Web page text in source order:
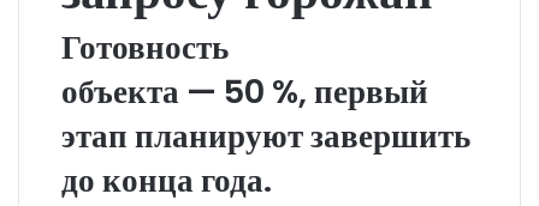
Готовность
объекта — 50 %, первый
этап планируют завершить
до конца года.